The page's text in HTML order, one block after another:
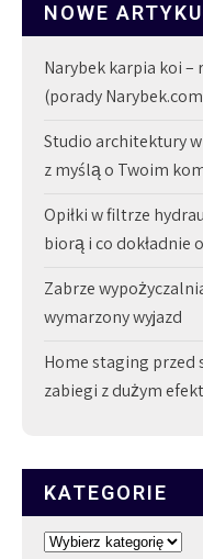
NOWE
Narybek karpia koi –
(porady
Studio architektury
z myślą o Twoim
Opiłki w filtrze
biorą i co dokładnie
Zabrze
wymarzony wyjazd
Home staging przed
zabiegi z dużym
KATEGORIE
Kategorie